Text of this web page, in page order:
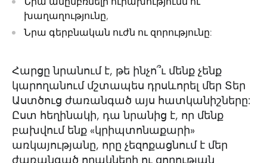
խաղաղությունը,
Նրա գերբնական ուժն ու զորությունը:
Հարցը նրանում է, թե ինչո՞ւ մենք չենք
կարողանում մշտապես դրսևորել մեր Տեր
Աստծուց ժառանգած այս հատկանիշները:
Ըստ հեղինակի, դա նրանից է, որ մենք
բախվում ենք «կրիպտոնաքարի»
առկայությանը, որը չեզոքացնում է մեր
ժառանգած որակների ու զորության